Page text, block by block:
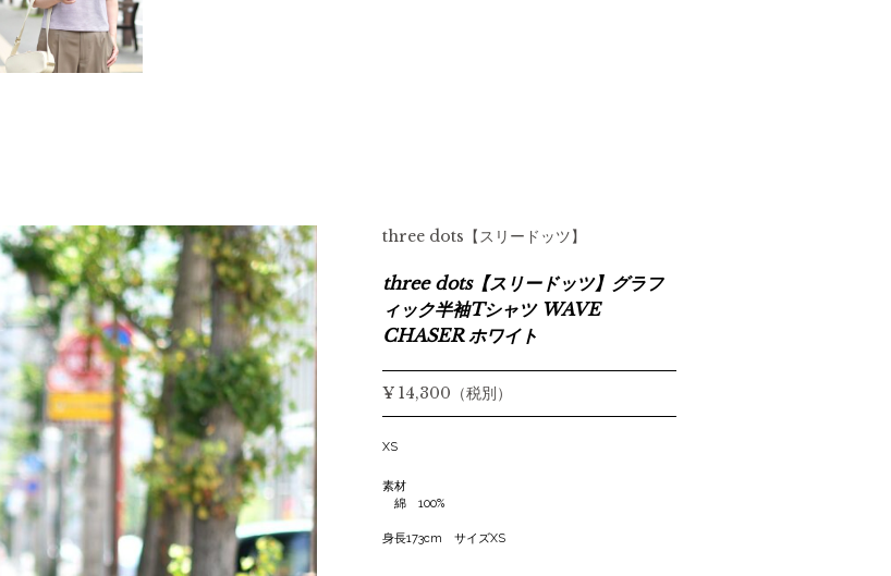
three dots【スリードッツ】
three dots【スリードッツ】グラフ
ィック半袖Tシャツ WAVE
CHASER ホワイト
¥ 14,300（税別）
XS
素材
綿 100%
身長173cm サイズXS